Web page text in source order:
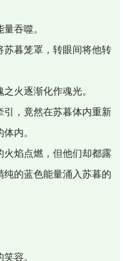
吞噬。
暮笼罩，转眼间将他转
火逐渐化作魂光。
，竟然在苏暮体内重新
内。
焰点燃，但他们却都露
纯的蓝色能量涌入苏暮的
容。